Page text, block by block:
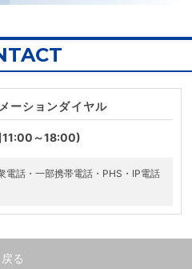
ーションダイヤル
11:00～18:00)
話・一部携帯電話・PHS・IP電話
戻る